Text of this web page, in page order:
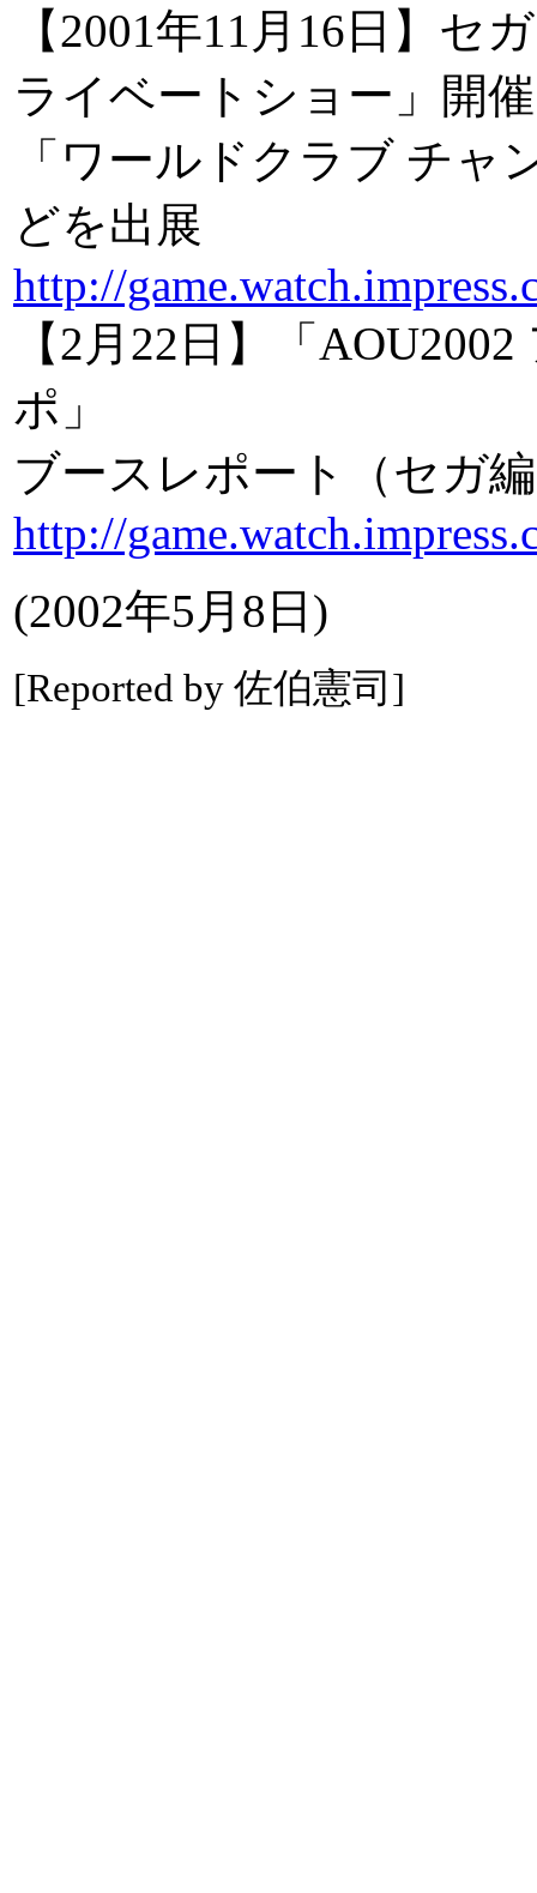
【2001年11月16日】セ
ライベートショー」開催
「ワールドクラブ チ
どを出展
http://
【2月22日】「
ポ」
ブースレポート（セガ
http://
(2002年5月8日)
[Reported by 佐伯憲司]